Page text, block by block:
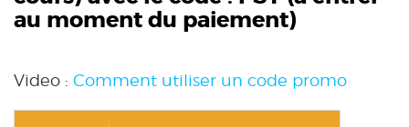
au moment du paiement)
Video : Comment utiliser un code promo